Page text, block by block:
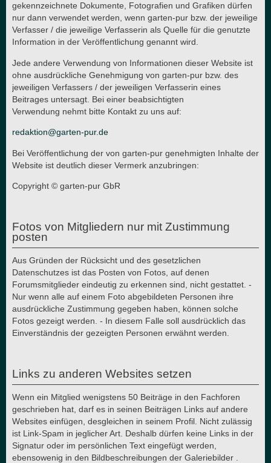
gekennzeichnete Dokumente, Fotografien und Grafiken dürfen
nur dann verwendet werden, wenn garten-pur bzw. der jeweilige
Verfasser / die jeweilige Verfasserin als Quelle für die genutzte
Information in der Veröffentlichung genannt wird.
Jede andere Verwendung von Informationen dieser Website ist
ohne ausdrückliche Genehmigung von garten-pur bzw. des
jeweiligen Verfassers / der jeweiligen Verfasserin eines
Beitrages untersagt. Bei einer beabsichtigten
Verwendung nehmt bitte Kontakt zu uns auf:
redaktion@garten-pur.de
Bei Veröffentlichung der von garten-pur genehmigten Inhalte der
Website ist deutlich dieser Vermerk anzubringen:
Copyright © garten-pur GbR
Fotos von Mitgliedern nur mit Zustimmung
posten
Aus Gründen der Rücksicht und des gesetzlichen
Datenschutzes ist das Posten von Fotos, auf denen
Forumsmitglieder eindeutig zu erkennen sind, nicht gestattet. -
Nur wenn alle auf einem Foto abgebildeten Personen ihre
ausdrückliche Zustimmung gegeben haben, können solche
Fotos gezeigt werden. - In diesem Falle soll ausdrücklich das
Einverständnis der gezeigten Personen erwähnt werden.
Links zu anderen Websites setzen
Wenn ein Mitglied wenigstens 50 Beiträge in den Fachforen
geschrieben hat, darf es in seinen Beiträgen Links auf andere
Websites einfügen, desgleichen in seinem Profil. Nicht zulässig
ist Link-Spam in jeglicher Art. Deshalb dürfen keine Links in der
Signatur oder im persönlichen Text eingefügt werden,
ebensowenig in den Bildbeschreibungen der Galeriebilder .